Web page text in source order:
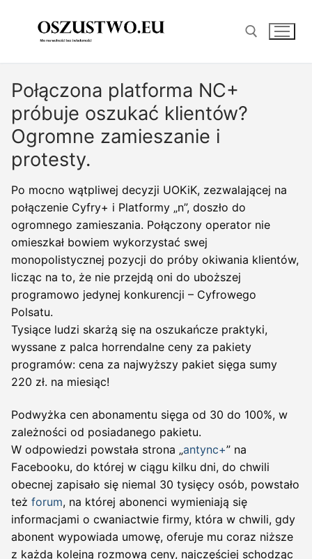
Połączona platforma NC+
próbuje oszukać klientów?
Ogromne zamieszanie i
protesty.
Po mocno wątpliwej decyzji UOKiK, zezwalającej na
połączenie Cyfry+ i Platformy „n”, doszło do
ogromnego zamieszania. Połączony operator nie
omieszkał bowiem wykorzystać swej
monopolistycznej pozycji do próby okiwania klientów,
licząc na to, że nie przejdą oni do uboższej
programowo jedynej konkurencji – Cyfrowego
Polsatu.
Tysiące ludzi skarżą się na oszukańcze praktyki,
wyssane z palca horrendalne ceny za pakiety
programów: cena za najwyższy pakiet sięga sumy
220 zł. na miesiąc!
Podwyżka cen abonamentu sięga od 30 do 100%, w
zależności od posiadanego pakietu.
W odpowiedzi powstała strona „antync+” na
Facebooku, do której w ciągu kilku dni, do chwili
obecnej zapisało się niemal 30 tysięcy osób, powstało
też forum, na której abonenci wymieniają się
informacjami o cwaniactwie firmy, która w chwili, gdy
abonent wypowiada umowę, oferuje mu coraz niższe
z każdą kolejną rozmową ceny, najczęściej schodząc